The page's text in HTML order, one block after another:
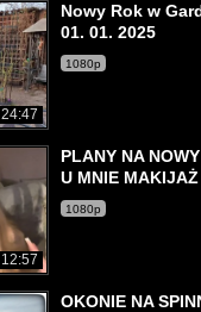
24:47
Nowy Rok w
01. 01. 2025
1080p
12:57
PLANY NA
U MNIE MAKIJAŻ
1080p
OKONIE NA